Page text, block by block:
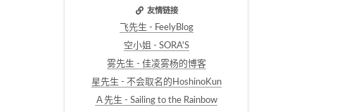
友情链接
飞先生 - FeelyBlog
空小姐 - SORA'S
雾先生 - 佳凌雾杨的博客
星先生 - 不会取名的HoshinoKun
Ａ先生 - Sailing to the Rainbow